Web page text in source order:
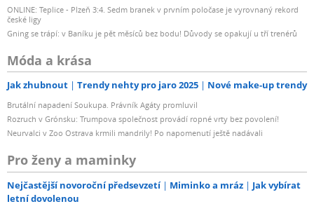
ONLINE: Teplice - Plzeň 3:4. Sedm branek v prvním poločase je vyrovnaný rekord
české ligy
Gning se trápí: v Baníku je pět měsíců bez bodu! Důvody se opakují u tří trenérů
Móda a krása
Jak zhubnout Trendy nehty pro jaro 2025 Nové make-up trendy
Brutální napadení Soukupa. Právník Agáty promluvil
Rozruch v Grónsku: Trumpova společnost provádí ropné vrty bez povolení!
Neurvalci v Zoo Ostrava krmili mandrily! Po napomenutí ještě nadávali
Pro ženy a maminky
Nejčastější novoroční předsevzetí Miminko a mráz
Jak vybírat
letní dovolenou